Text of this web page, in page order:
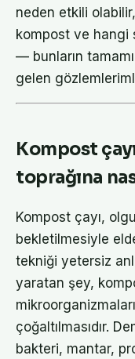
neden etkili
kompost ve hangi
— bunların
gelen
Kompost
toprağına
Kompost çayı,
bekletilmesiyle
tekniği yetersiz
yaratan şey,
çoğaltılmasıdır.
bakteri, mantar,